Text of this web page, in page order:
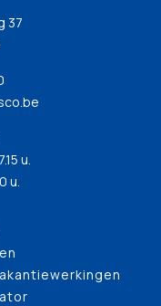
37
u.
u.